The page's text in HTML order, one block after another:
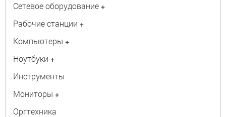
Сетевое оборудование +
Рабочие станции +
Компьютеры +
Ноутбуки +
Инструменты
Мониторы +
Оргтехника